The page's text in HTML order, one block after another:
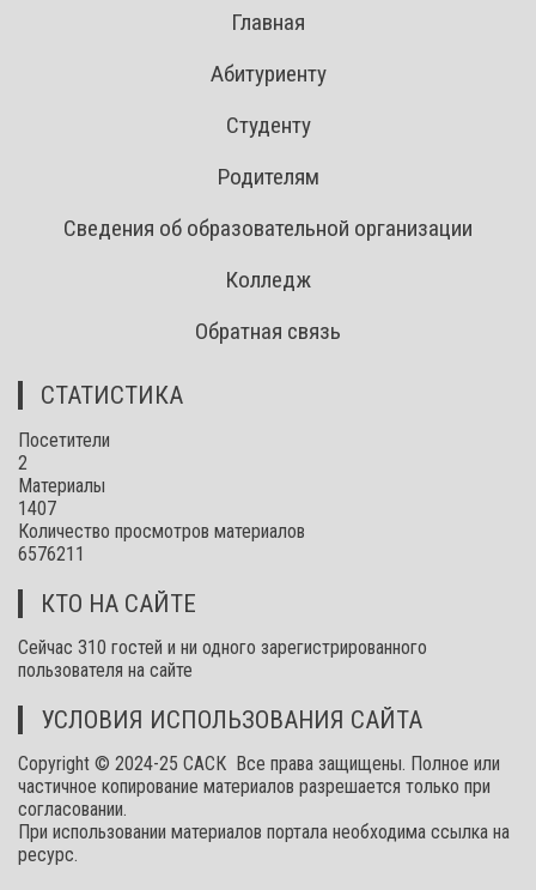
Главная
Абитуриенту
Студенту
Родителям
Сведения об образовательной организации
Колледж
Обратная связь
СТАТИСТИКА
Посетители
2
Материалы
1407
Количество просмотров материалов
6576211
КТО НА САЙТЕ
Сейчас 310 гостей и ни одного зарегистрированного
пользователя на сайте
УСЛОВИЯ ИСПОЛЬЗОВАНИЯ САЙТА
Copyright © 2024-25 САСК Все права защищены. Полное или
частичное копирование материалов разрешается только при
согласовании.
При использовании материалов портала необходима ссылка на
ресурс.